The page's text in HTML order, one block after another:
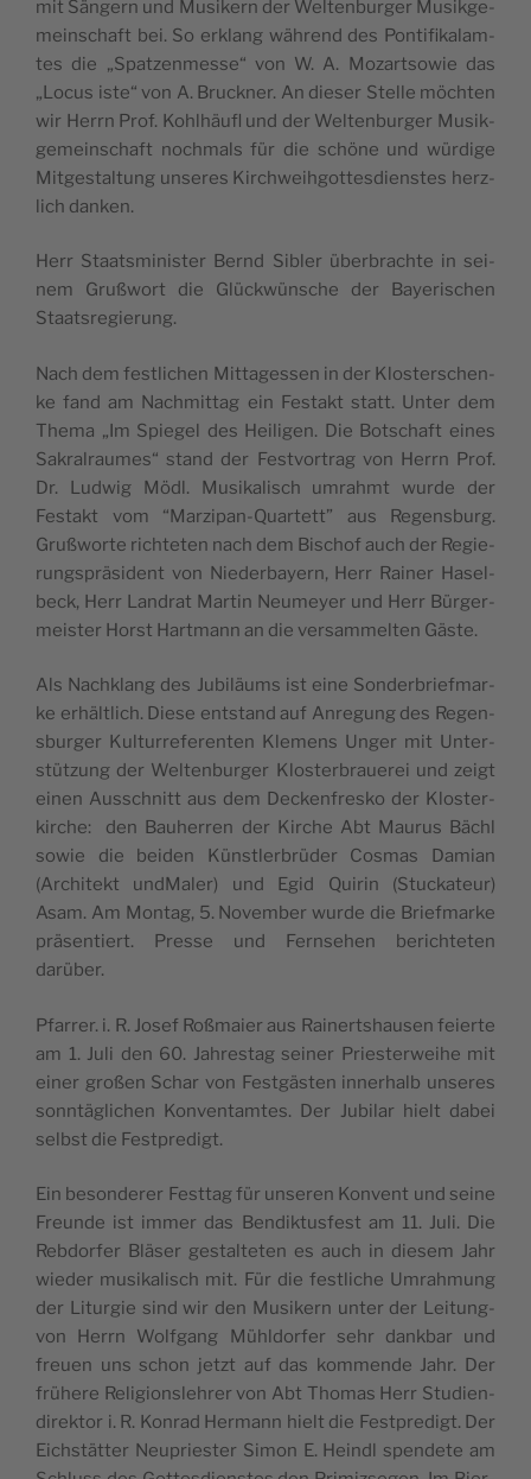
mit Sän­gern und Musi­kern der Welt­en­bur­ger Musik­ge­
mein­schaft bei. So erklang wäh­rend des Pon­ti­fi­ka­lam­
tes die „Spa­tzen­mes­se“ von W. A. Mozarts­o­wie das
„Locus iste“ von A. Bruc­k­ner. An die­ser Stel­le möch­ten
wir Herrn Prof. Kohlhäu­fl und der Welt­en­bur­ger Musik­
ge­mein­schaft noch­mals für die schö­ne und wür­di­ge
Mit­ge­stal­tung unse­res Kir­ch­wei­h­got­te­sdien­stes herz­
lich danken.
Herr Staa­tsmi­ni­ster Bernd Sibler über­bra­ch­te in sei­
nem Gruß­wort die Glüc­k­wün­sche der Baye­ri­schen
Staatsregierung.
Nach dem festli­chen Mit­ta­ges­sen in der Klo­ster­schen­
ke fand am Nach­mit­tag ein Festakt statt. Unter dem
The­ma „Im Spie­gel des Hei­li­gen. Die Botschaft eines
Sakral­rau­mes“ stand der Fest­vor­trag von Herrn Prof.
Dr. Lud­wig Mödl. Musi­ka­li­sch umrahmt wur­de der
Festakt vom “Mar­zi­pan-Quar­tett” aus Regen­sburg.
Gruß­wor­te rich­te­ten nach dem Bischof auch der Regie­
rung­sprä­si­dent von Nie­der­bayern, Herr Rai­ner Hasel­
beck, Herr Lan­drat Mar­tin Neu­meyer und Herr Bür­ger­
mei­ster Hor­st Hart­mann an die ver­sam­mel­ten Gäste.
Als Nach­klang des Jubi­läums ist eine Son­der­brie­f­mar­
ke erhäl­tlich. Die­se entstand auf Anre­gung des Regen­
sbur­ger Kul­tur­re­fe­ren­ten Kle­mens Unger mit Unter­
stü­tzung der Welt­en­bur­ger Klo­ster­braue­rei und zeigt
einen Aus­sch­nitt aus dem Dec­ken­fre­sko der Klo­ster­
kir­che: den Bau­her­ren der Kir­che Abt Mau­rus Bächl
sowie die bei­den Kün­stler­brü­der Cosmas Damian
(Archi­tekt und­Ma­ler) und Egid Qui­rin (Stuc­ka­teur)
Asam. Am Mon­tag, 5. Novem­ber wur­de die Brie­f­mar­ke
prä­sen­tiert. Pres­se und Fern­se­hen beri­ch­te­ten
darüber.
Pfar­rer. i. R. Josef Roß­ma­ier aus Rai­nerts­hau­sen feier­te
am 1. Juli den 60. Jah­re­stag sei­ner Prie­ster­wei­he mit
einer großen Schar von Fest­gä­sten inne­rhalb unse­res
sonn­tä­gli­chen Kon­ven­tam­tes. Der Jubi­lar hielt dabei
selb­st die Festpredigt.
Ein beson­de­rer Fest­tag für unse­ren Kon­vent und sei­ne
Freun­de ist immer das Ben­dik­tu­sfe­st am 11. Juli. Die
Reb­dor­fer Blä­ser gestal­te­ten es auch in die­sem Jahr
wie­der musi­ka­li­sch mit. Für die festli­che Umrah­mung
der Litur­gie sind wir den Musi­kern unter der Lei­tung­
von Herrn Wol­fgang Mühl­dor­fer sehr dan­k­bar und
freuen uns schon jetzt auf das kom­men­de Jahr. Der
frü­he­re Reli­gion­sleh­rer von Abt Tho­mas Herr Stu­dien­
di­rek­tor i. R. Kon­rad Her­mann hielt die Fest­pre­digt. Der
Eich­stät­ter Neu­prie­ster Simon E. Heindl spen­de­te am